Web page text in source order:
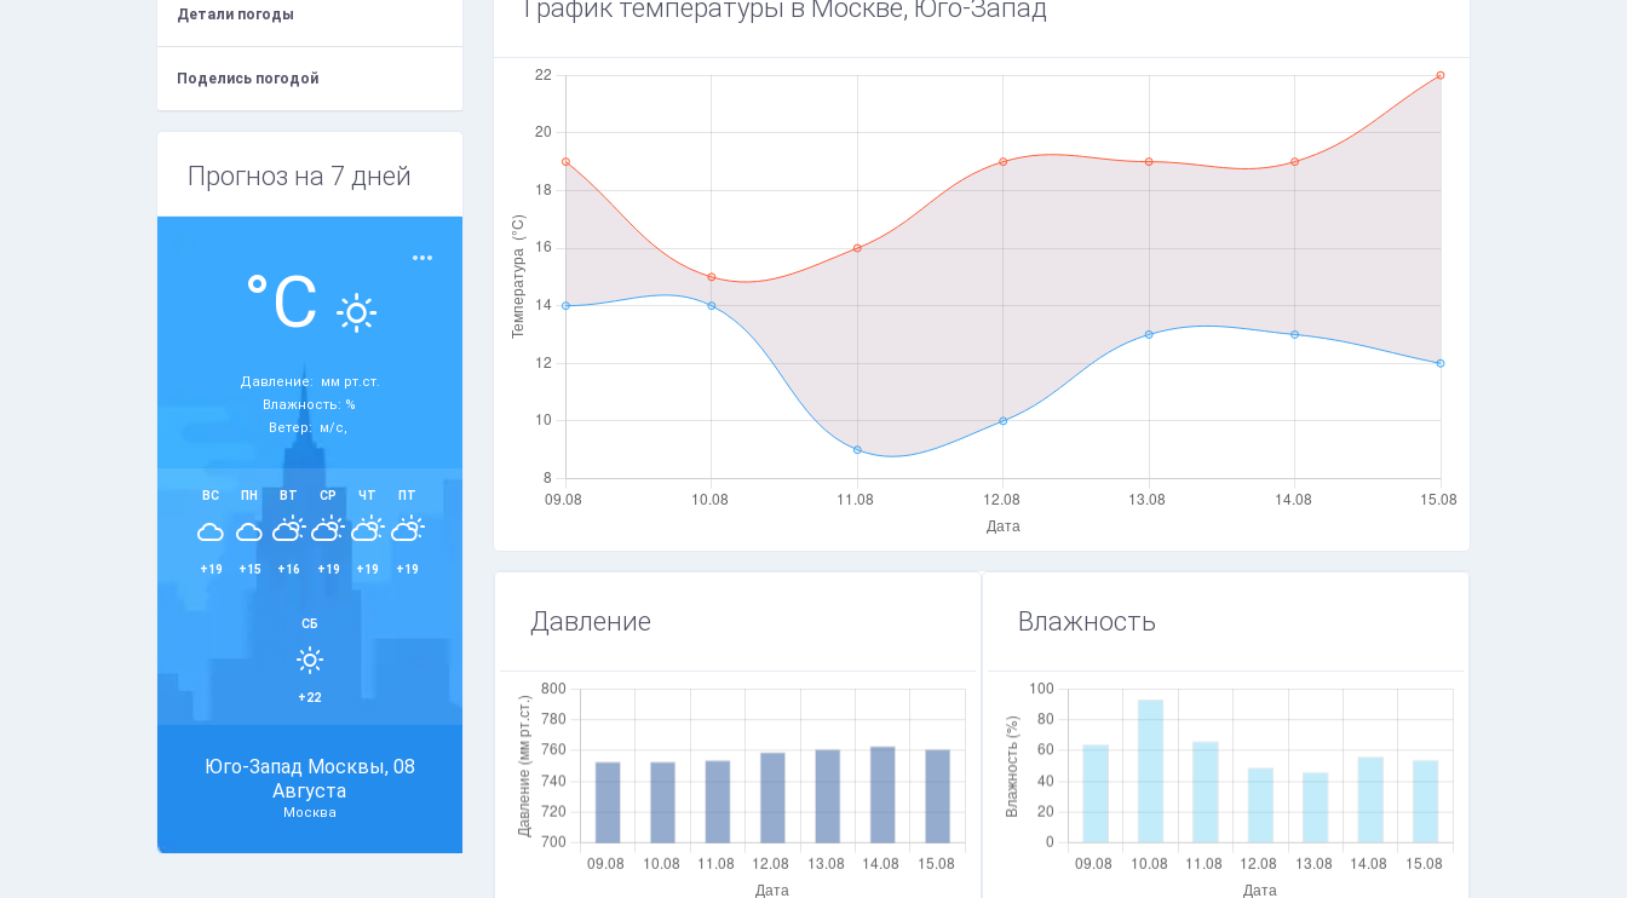
Детали погоды
Поделись погодой
Прогноз на 7 дней
°C
Давление: мм рт.ст.
Влажность: %
Ветер: м/с,
ВС
+19
ПН
+15
ВТ
+16
СР
+19
ЧТ
+19
ПТ
+19
СБ
+22
Юго-Запад Москвы, 08
Августа
Москва
График температуры в Москве, Юго-Запад
Давление Влажность